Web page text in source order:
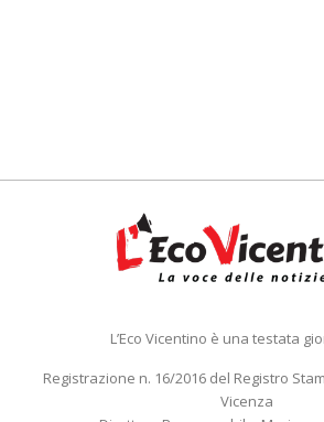
L’Eco Vicentino è una testata
Registrazione n. 16/2016 del Registro
Vicenza